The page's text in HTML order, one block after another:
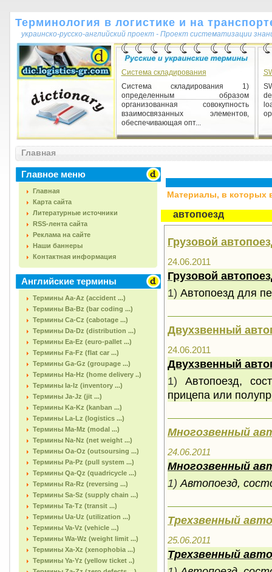
Терминология в логистике и на
украинско-русско-английский проект - Проект систематизации
Система складирования
Система складирования 1)
определенным образом
организованная совокупность
взаимосвязанных элементов,
обеспечивающая опт...
Главная
Главное меню
Главная
Карта сайта
Литературные источники
RSS-лента сайта
Реклама на сайте
Наши баннеры
Контактная информация
Английские термины
Термины Aa-Az (accident ...)
Термины Ba-Bz (bar coding ...)
Термины Ca-Cz (cabotage ...)
Термины Da-Dz (distribution ...)
Термины Ea-Ez (euro-pallet ...)
Термины Fa-Fz (flat car ...)
Термины Ga-Gz (groupage ...)
Термины Ha-Hz (home delivery ..)
Термины Ia-Iz (inventory ...)
Термины Ja-Jz (jit ...)
Термины Ka-Kz (kanban ...)
Термины La-Lz (logistics ...)
Термины Ma-Mz (modal ...)
Термины Na-Nz (net weight ...)
Термины Oa-Oz (outsoursing ...)
Термины Pa-Pz (pull system ...)
Термины Qa-Qz (quadricycle ...)
Термины Ra-Rz (reversing ...)
Термины Sa-Sz (supply chain ...)
Термины Ta-Tz (transit ...)
Термины Ua-Uz (utilization ...)
Термины Va-Vz (vehicle ...)
Термины Wa-Wz (weight limit ...)
Термины Xa-Xz (xenophobia ...)
Термины Ya-Yz (yellow ticket ..)
Материалы, в которых
автопоезд
Грузовой
24.06.2011
Грузовой
1) Автопоезд для
Двухзвенный
24.06.2011
Двухзвенный
1)Автопоезд,
прицепа или
Многозвенный
24.06.2011
Многозвенный
1) Автопоезд,
Трехзвенный
25.06.2011
Трехзвенный